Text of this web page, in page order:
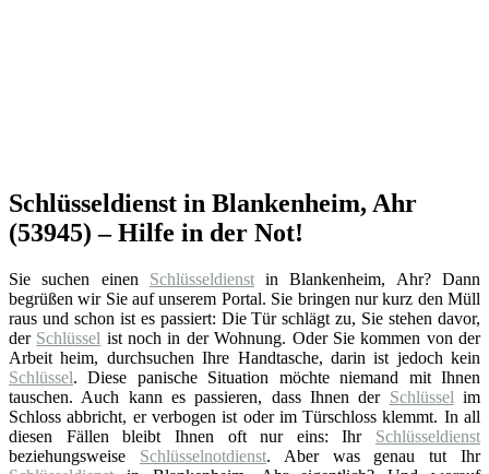
Schlüsseldienst in Blankenheim, Ahr
(53945) – Hilfe in der Not!
Sie suchen einen Schlüsseldienstin Blankenheim, Ahr? Dann
begrüßen wir Sie auf unserem Portal. Sie bringen nur kurz den Müll
raus und schon ist es passiert: Die Tür schlägt zu, Sie stehen davor,
der Schlüssel ist noch in der Wohnung. Oder Sie kommen von der
Arbeit heim, durchsuchen Ihre Handtasche, darin ist jedoch kein
Schlüssel. Diese panische Situation möchte niemand mit Ihnen
tauschen. Auch kann es passieren, dass Ihnen der Schlüssel im
Schloss abbricht, er verbogen ist oder im Türschloss klemmt. In all
diesen Fällen bleibt Ihnen oft nur eins: Ihr Schlüsseldienst
beziehungsweise Schlüsselnotdienst. Aber was genau tut Ihr